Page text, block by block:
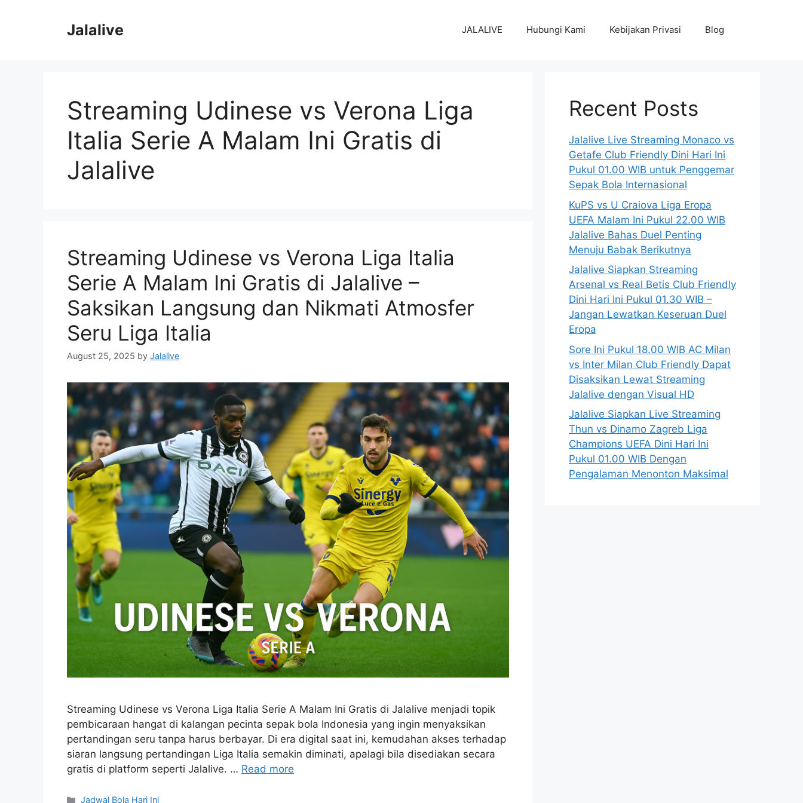
Jalalive JALALIVE Hubungi Kami Kebijakan Privasi Blog
Streaming Udinese vs Verona Liga
Italia Serie A Malam Ini Gratis di
Jalalive
Streaming Udinese vs Verona Liga Italia
Serie A Malam Ini Gratis di Jalalive –
Saksikan Langsung dan Nikmati Atmosfer
Seru Liga Italia
August 25, 2025 by Jalalive
Streaming Udinese vs Verona Liga Italia Serie A Malam Ini Gratis di Jalalive menjadi topik
pembicaraan hangat di kalangan pecinta sepak bola Indonesia yang ingin menyaksikan
pertandingan seru tanpa harus berbayar. Di era digital saat ini, kemudahan akses terhadap
siaran langsung pertandingan Liga Italia semakin diminati, apalagi bila disediakan secara
gratis di platform seperti Jalalive. … Read more
Categories
Jadwal Bola Hari Ini
Recent Posts
Jalalive Live Streaming Monaco vs
Getafe Club Friendly Dini Hari Ini
Pukul 01.00 WIB untuk Penggemar
Sepak Bola Internasional
KuPS vs U Craiova Liga Eropa
UEFA Malam Ini Pukul 22.00 WIB
Jalalive Bahas Duel Penting
Menuju Babak Berikutnya
Jalalive Siapkan Streaming
Arsenal vs Real Betis Club Friendly
Dini Hari Ini Pukul 01.30 WIB –
Jangan Lewatkan Keseruan Duel
Eropa
Sore Ini Pukul 18.00 WIB AC Milan
vs Inter Milan Club Friendly Dapat
Disaksikan Lewat Streaming
Jalalive dengan Visual HD
Jalalive Siapkan Live Streaming
Thun vs Dinamo Zagreb Liga
Champions UEFA Dini Hari Ini
Pukul 01.00 WIB Dengan
Pengalaman Menonton Maksimal